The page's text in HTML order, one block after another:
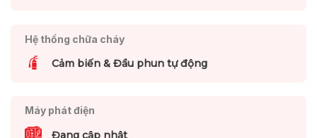
Hệ thống chữa cháy
Cảm biến & Đầu phun tự động
Máy phát điện
Đang cập nhật